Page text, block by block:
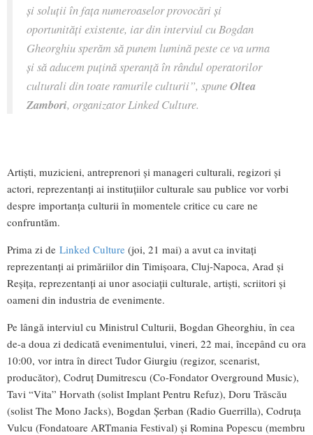
și soluții în fața numeroaselor provocări și
oportunități existente, iar din interviul cu Bogdan
Gheorghiu sperăm să punem lumină peste ce va urma
și să aducem puțină speranță în rândul operatorilor
culturali din toate ramurile culturii”, spuneOltea
Zambori, organizator Linked Culture.
Artiști, muzicieni, antreprenori și manageri culturali, regizori și
actori, reprezentanți ai instituțiilor culturale sau publice vor vorbi
despre importanța culturii în momentele critice cu care ne
confruntăm.
Prima zi de Linked Culture (joi, 21 mai) a avut ca invitați
reprezentanți ai primăriilor din Timișoara, Cluj-Napoca, Arad și
Reșița, reprezentanți ai unor asociații culturale, artiști, scriitori și
oameni din industria de evenimente.
Pe lângă interviul cu Ministrul Culturii, Bogdan Gheorghiu, în cea
de-a doua zi dedicată evenimentului, vineri, 22 mai, începând cu ora
10:00, vor intra în direct Tudor Giurgiu (regizor, scenarist,
producător), Codruț Dumitrescu (Co-Fondator Overground Music),
Tavi “Vita” Horvath (solist Implant Pentru Refuz), Doru Trăscău
(solist The Mono Jacks), Bogdan Șerban (Radio Guerrilla), Codruța
Vulcu (Fondatoare ARTmania Festival) și Romina Popescu (membru